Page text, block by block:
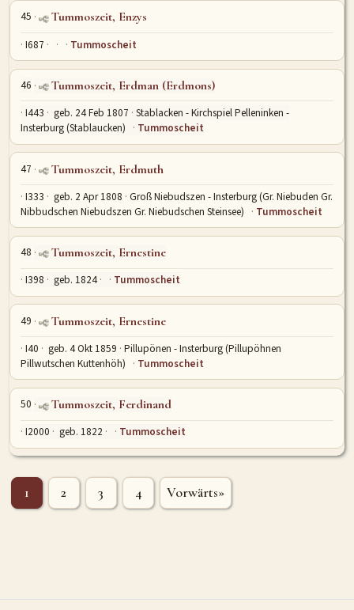
45 Tummoszeit, Enzys
I687 Tummoscheit
46 Tummoszeit, Erdman (Erdmons)
I443 geb. 24 Feb 1807 Stablacken - Kirchspiel Pelleninken -
Insterburg (Stablaucken)
Tummoscheit
47 Tummoszeit, Erdmuth
I333 geb. 2 Apr 1808 Groß Niebudszen - Insterburg (Gr. Niebuden Gr.
Nibbudschen Niebudszen Gr. Niebudschen Steinsee)
Tummoscheit
48 Tummoszeit, Ernestine
I398 geb. 1824 Tummoscheit
49 Tummoszeit, Ernestine
I40 geb. 4 Okt 1859 Pillupönen - Insterburg (Pillupöhnen
Pillwutschen Kuttenhöh)
Tummoscheit
50 Tummoszeit, Ferdinand
I2000 geb. 1822 Tummoscheit
1 2 3 4 Vorwärts»